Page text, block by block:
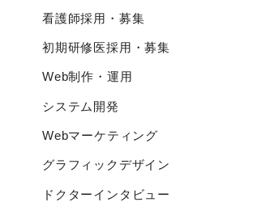
看護師採用・募集
初期研修医採用・募集
Web制作・運用
システム開発
Webマーケティング
グラフィックデザイン
ドクターインタビュー